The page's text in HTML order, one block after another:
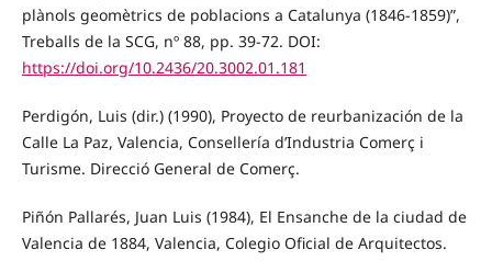
plànols geomètrics de poblacions a Catalunya (1846-1859)”,
Treballs de la SCG, nº 88, pp. 39-72. DOI:
https://doi.org/10.2436/20.3002.01.181
Perdigón, Luis (dir.) (1990), Proyecto de reurbanización de la
Calle La Paz, Valencia, Consellería d’Industria Comerç i
Turisme. Direcció General de Comerç.
Piñón Pallarés, Juan Luis (1984), El Ensanche de la ciudad de
Valencia de 1884, Valencia, Colegio Oficial de Arquitectos.